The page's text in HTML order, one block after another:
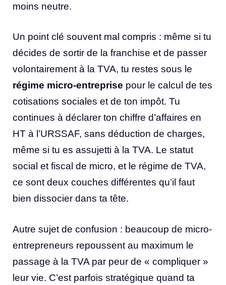
moins neutre.
Un point clé souvent mal compris : même si tu
décides de sortir de la franchise et de passer
volontairement à la TVA, tu restes sous le
régime micro-entreprise pour le calcul de tes
cotisations sociales et de ton impôt. Tu
continues à déclarer ton chiffre d’affaires en
HT à l’URSSAF, sans déduction de charges,
même si tu es assujetti à la TVA. Le statut
social et fiscal de micro, et le régime de TVA,
ce sont deux couches différentes qu’il faut
bien dissocier dans ta tête.
Autre sujet de confusion : beaucoup de micro-
entrepreneurs repoussent au maximum le
passage à la TVA par peur de « compliquer »
leur vie. C’est parfois stratégique quand ta